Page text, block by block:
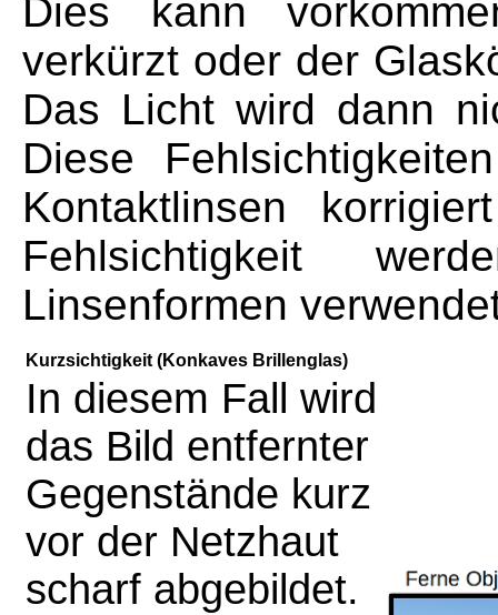
Dies kann
verkürzt oder der
Das Licht wird dann
Diese
Kontaktlinsen
Fehlsichtigkeit
Linsenformen
Kurzsichtigkeit (Konkaves Brillenglas)
In diesem Fall wird
das Bild entfernter
Gegenstände kurz
vor der Netzhaut
scharf abgebildet.